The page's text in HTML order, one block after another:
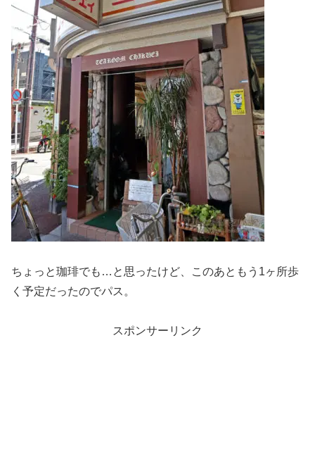
ちょっと珈琲でも…と思ったけど、このあともう1ヶ所歩
く予定だったのでパス。
スポンサーリンク